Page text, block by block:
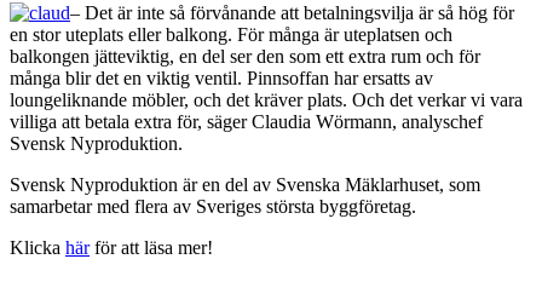
– Det är inte så förvånande att betalningsvilja är så hög för
en stor uteplats eller balkong. För många är uteplatsen och
balkongen jätteviktig, en del ser den som ett extra rum och för
många blir det en viktig ventil. Pinnsoffan har ersatts av
loungeliknande möbler, och det kräver plats. Och det verkar vi vara
villiga att betala extra för, säger Claudia Wörmann, analyschef
Svensk Nyproduktion.
Svensk Nyproduktion är en del av Svenska Mäklarhuset, som
samarbetar med flera av Sveriges största byggföretag.
Klicka härför att läsa mer!